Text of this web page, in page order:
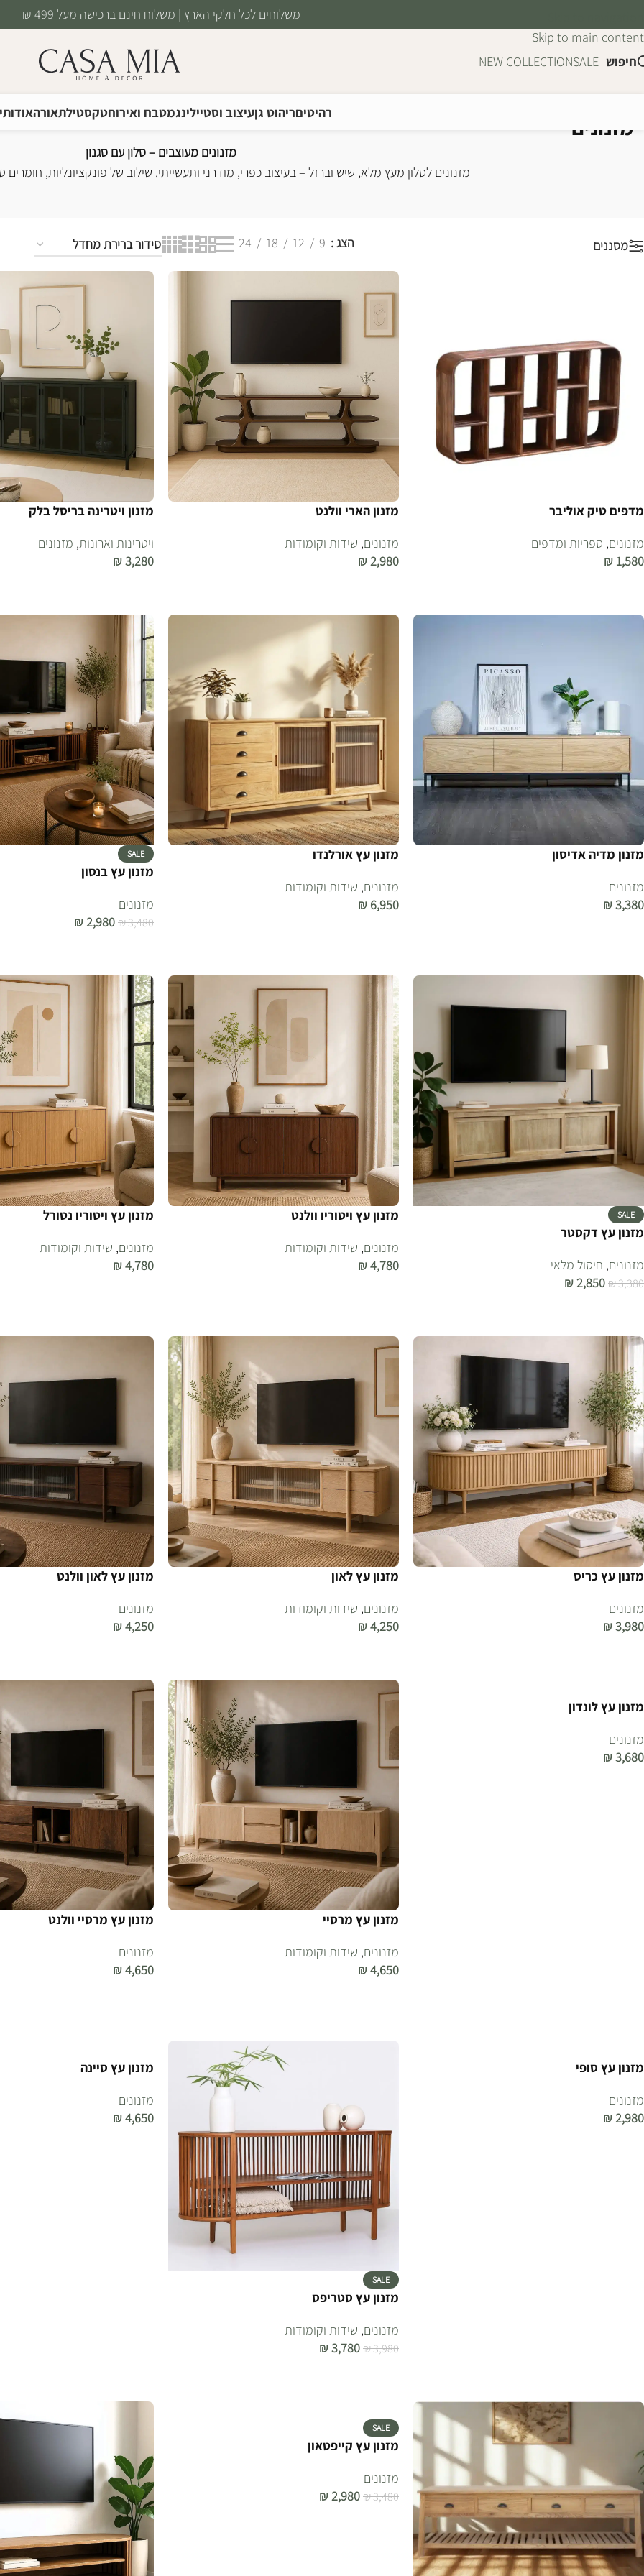
Skip to main content
משלוחים לכל חלקי הארץ | משלוח חינם ברכישה מעל 499 ₪
חיפוש SALE
NEW COLLECTION
רהיטיםריהוט גןעיצוב וסטיילינגמטבח ואירוחטקסטילתאורה
מזנונים
מזנונים מעוצבים – סלון עם סגנון
מזנונים לסלון מעץ מלא, שיש וברזל – בעיצוב כפרי, מודרני ותעשייתי. שילוב של פונקציונליות,
מסננים הצג 9
12
18
24
מדפים טיק אוליבר
מזנונים, ספריות ומדפים
₪ 1,580
מזנון הארי וולנט
מזנונים, שידות וקומודות
₪2,980
מזנון ויטרינה בריסל בלק
ויטרינות וארונות, מזנונים
₪3,280
מזנון מדיה אדיסון
מזנונים
₪3,380
מזנון עץ אורלנדו
מזנונים, שידות וקומודות
₪ 6,950
SALE
מזנון עץ בנסון
מזנונים
₪3,480
₪2,980
SALE
מזנון עץ דקסטר
מזנונים, חיסול מלאי
₪3,380
₪2,850
מזנון עץ ויטוריו וולנט
מזנונים, שידות וקומודות
₪4,780
מזנון עץ ויטוריו נטורל
מזנונים, שידות וקומודות
₪4,780
מזנון עץ כריס
מזנונים
₪3,980
מזנון עץ לאון
מזנונים, שידות וקומודות
₪4,250
מזנון עץ לאון וולנט
מזנונים
₪4,250
מזנון עץ לונדון
מזנונים
₪3,680
מזנון עץ מרסיי
מזנונים, שידות וקומודות
₪4,650
מזנון עץ מרסיי וולנט
מזנונים
₪4,650
מזנון עץ סופי
מזנונים
₪2,980
SALE
מזנון עץ סטריפס
מזנונים, שידות וקומודות
₪3,980
₪3,780
מזנון עץ סיינה
מזנונים
₪4,650
SALE
מזנון עץ קייפטאון
מזנונים
₪3,480
₪2,980